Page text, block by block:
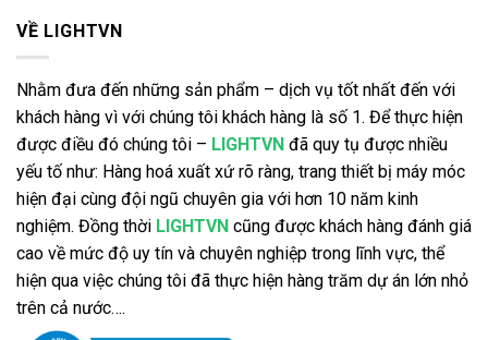
VỀ LIGHTVN
Nhằm đưa đến những sản phẩm – dịch vụ tốt nhất đến với
khách hàng vì với chúng tôi khách hàng là số 1. Để thực hiện
được điều đó chúng tôi – LIGHTVN đã quy tụ được nhiều
yếu tố như: Hàng hoá xuất xứ rõ ràng, trang thiết bị máy móc
hiện đại cùng đội ngũ chuyên gia với hơn 10 năm kinh
nghiệm. Đồng thời LIGHTVN cũng được khách hàng đánh giá
cao về mức độ uy tín và chuyên nghiệp trong lĩnh vực, thể
hiện qua việc chúng tôi đã thực hiện hàng trăm dự án lớn nhỏ
trên cả nước….